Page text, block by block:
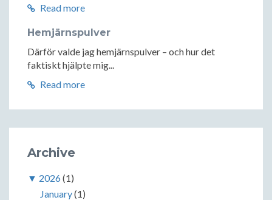
Read more
Hemjärnspulver
Därför valde jag hemjärnspulver – och hur det
faktiskt hjälpte mig...
Read more
Archive
▼ 2026(1)
January(1)